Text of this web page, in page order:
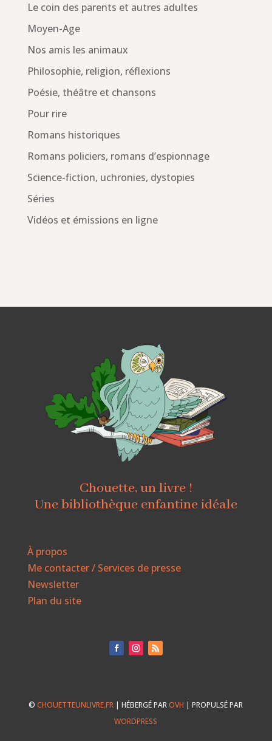
Le coin des parents et autres adultes
Moyen-Age
Nos amis les animaux
Philosophie, religion, réflexions
Poésie, théâtre et chansons
Pour rire
Romans historiques
Romans policiers, romans d’espionnage
Science-fiction, uchronies, dystopies
Séries
Vidéos et émissions en ligne
Chouette, un livre !
Une bibliothèque enfantine idéale
À propos
Me contacter / Services de presse
Newsletter
Plan du site
©CHOUETTEUNLIVRE.FR | HÉBERGÉ PAROVH | PROPULSÉ PAR
WORDPRESS